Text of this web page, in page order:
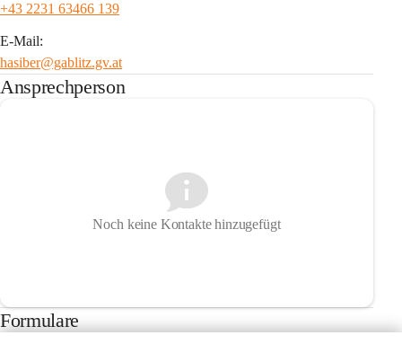
+43 2231 63466 139
E-Mail:
hasiber@gablitz.gv.at
Ansprechperson
Noch keine Kontakte hinzugefügt
Formulare